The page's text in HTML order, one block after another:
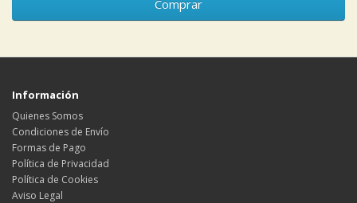
Comprar
Información
Quienes Somos
Condiciones de Envío
Formas de Pago
Política de Privacidad
Política de Cookies
Aviso Legal